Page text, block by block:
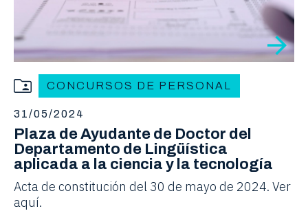
CONCURSOS DE PERSONAL
31/05/2024
Plaza de Ayudante de Doctor del
Departamento de Lingüística
aplicada a la ciencia y la tecnología
Acta de constitución del 30 de mayo de 2024. Ver
aquí.